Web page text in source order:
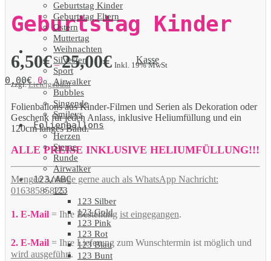
Kasse
0,00€ 0
Geburtstag Kinder
Geburtstag Eltern
Ostern
Muttertag
Weihnachten
Silvester
Sport
Airwalker
Bubbles
Singende
Smileys
Folienballons
Herzen
Sterne
Runde
Airwalker
123/ABC
123
123 Silber
123 Gold
123 Pink
123 Rot
123 Blau
123 Bunt
Geburtstag Kinder
6,50€–25,00€ Inkl. 19% MwSt
zzgl.Liefergebühr
Folienballons aus Kinder-Filmen und Serien als Dekoration oder
Geschenk für jeden Anlass, inklusive Heliumfüllung und ein
120cm langes Band.
ALLE PREISE INKLUSIVE HELIUMFÜLLUNG!!!
Mengen Anfrage gerne auch als WhatsApp Nachricht:
01638585825.
1. E-Mail= Ihre Bestellung ist eingegangen.
2. E-Mail= Ihre Lieferung zum Wunschtermin ist möglich und
wird ausgeführt.